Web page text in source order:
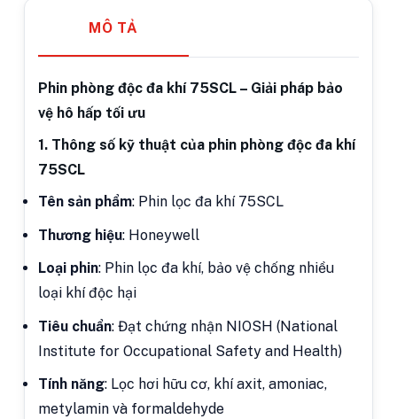
MÔ TẢ
Phin phòng độc đa khí 75SCL – Giải pháp bảo
vệ hô hấp tối ưu
1. Thông số kỹ thuật của phin phòng độc đa khí
75SCL
Tên sản phẩm: Phin lọc đa khí 75SCL
Thương hiệu: Honeywell
Loại phin: Phin lọc đa khí, bảo vệ chống nhiều
loại khí độc hại
Tiêu chuẩn: Đạt chứng nhận NIOSH (National
Institute for Occupational Safety and Health)
Tính năng: Lọc hơi hữu cơ, khí axit, amoniac,
metylamin và formaldehyde